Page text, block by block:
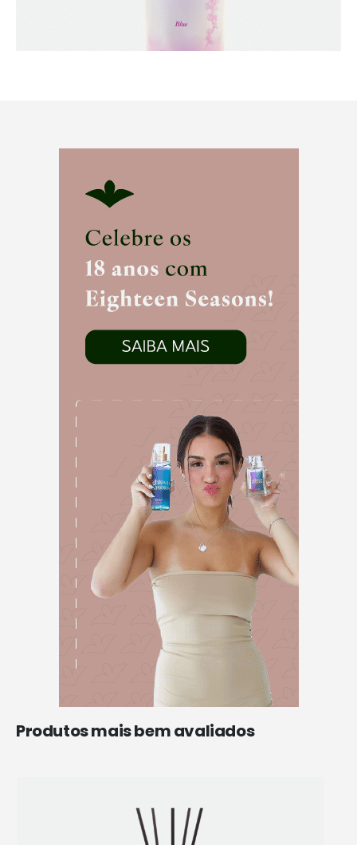
Produtos mais bem avaliados